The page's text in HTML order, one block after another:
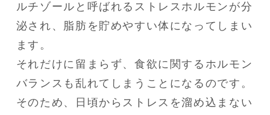
ルチゾールと呼ばれるストレスホルモンが分
泌され、脂肪を貯めやすい体になってしまい
ます。
それだけに留まらず、食欲に関するホルモン
バランスも乱れてしまうことになるのです。
そのため、日頃からストレスを溜め込まない